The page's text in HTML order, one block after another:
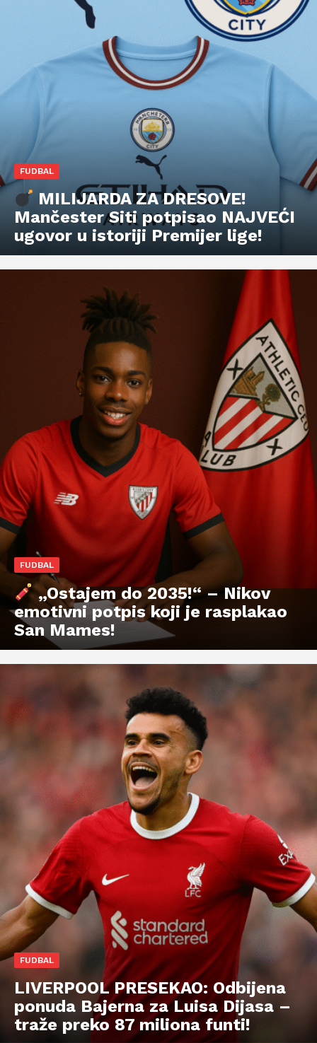
FUDBAL
MILIJARDA ZA DRESOVE!
Mančester Siti potpisao NAJVEĆI
ugovor u istoriji Premijer lige!
FUDBAL
„Ostajem do 2035!“ – Nikov
emotivni potpis koji je rasplakao
San Mames!
FUDBAL
LIVERPOOL PRESEKAO: Odbijena
ponuda Bajerna za Luisa Dijasa –
traže preko 87 miliona funti!